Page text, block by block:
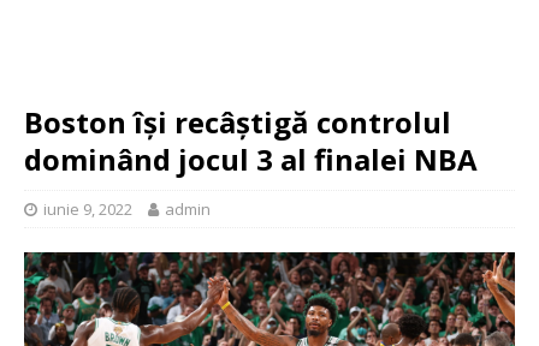
Boston își recâștigă controlul
dominând jocul 3 al finalei NBA
iunie 9, 2022 admin